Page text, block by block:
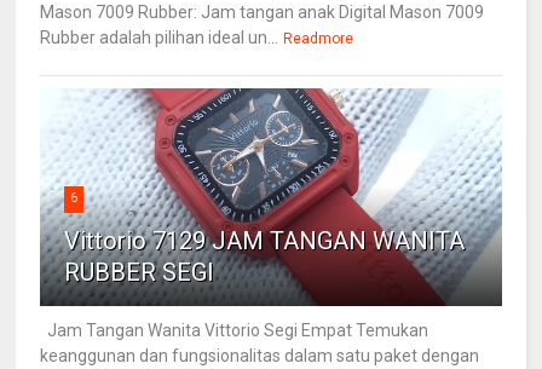
Mason 7009 Rubber: Jam tangan anak Digital Mason 7009
Rubber adalah pilihan ideal un... Readmore
6
Vittorio 7129 JAM TANGAN WANITA
RUBBER SEGI
Jam Tangan Wanita Vittorio Segi Empat Temukan
keanggunan dan fungsionalitas dalam satu paket dengan